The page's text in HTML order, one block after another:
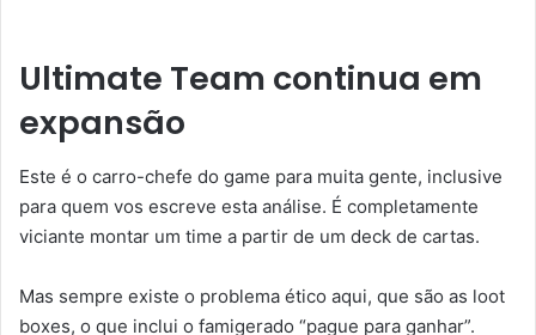
Ultimate Team continua em
expansão
Este é o carro-chefe do game para muita gente, inclusive
para quem vos escreve esta análise. É completamente
viciante montar um time a partir de um deck de cartas.
Mas sempre existe o problema ético aqui, que são as loot
boxes, o que inclui o famigerado “pague para ganhar”.